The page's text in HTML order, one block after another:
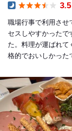
3.5
職場行事で利用させ
セスしやすかったで
た。料理が運ばれて
格的でおいしかった